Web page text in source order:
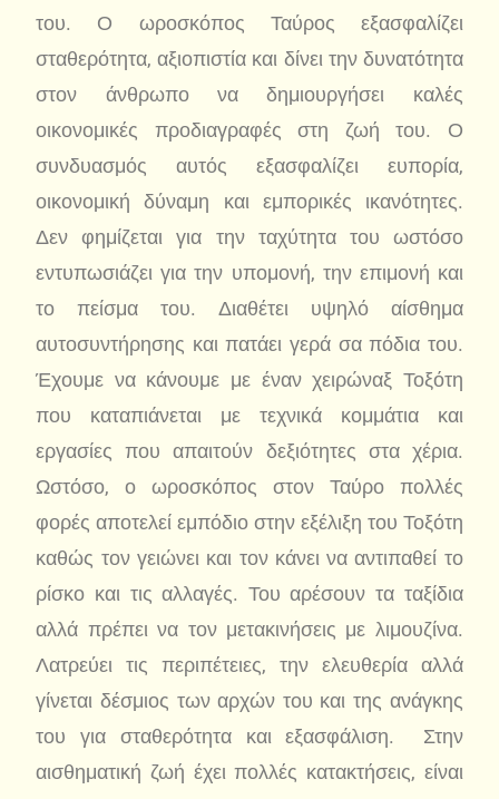
του. Ο ωροσκόπος Ταύρος εξασφαλίζει
σταθερότητα, αξιοπιστία και δίνει την δυνατότητα
στον άνθρωπο να δημιουργήσει καλές
οικονομικές προδιαγραφές στη ζωή του. Ο
συνδυασμός αυτός εξασφαλίζει ευπορία,
οικονομική δύναμη και εμπορικές ικανότητες.
Δεν φημίζεται για την ταχύτητα του ωστόσο
εντυπωσιάζει για την υπομονή, την επιμονή και
το πείσμα του. Διαθέτει υψηλό αίσθημα
αυτοσυντήρησης και πατάει γερά σα πόδια του.
Έχουμε να κάνουμε με έναν χειρώναξ Τοξότη
που καταπιάνεται με τεχνικά κομμάτια και
εργασίες που απαιτούν δεξιότητες στα χέρια.
Ωστόσο, ο ωροσκόπος στον Ταύρο πολλές
φορές αποτελεί εμπόδιο στην εξέλιξη του Τοξότη
καθώς τον γειώνει και τον κάνει να αντιπαθεί το
ρίσκο και τις αλλαγές. Του αρέσουν τα ταξίδια
αλλά πρέπει να τον μετακινήσεις με λιμουζίνα.
Λατρεύει τις περιπέτειες, την ελευθερία αλλά
γίνεται δέσμιος των αρχών του και της ανάγκης
του για σταθερότητα και εξασφάλιση. Στην
αισθηματική ζωή έχει πολλές κατακτήσεις, είναι